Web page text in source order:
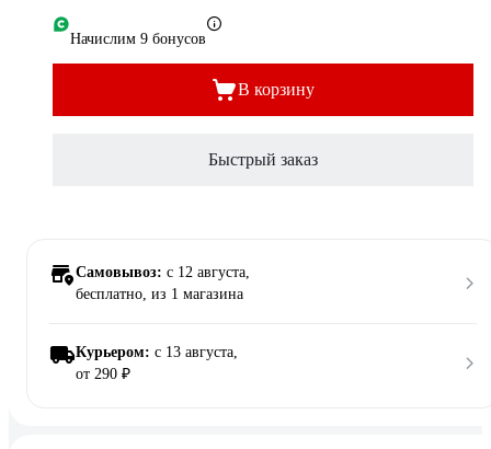
Начислим 9 бонусов
В корзину
Быстрый заказ
Самовывоз: c 12 августа,
бесплатно, из 1 магазина
Курьером: c 13 августа,
от 290 ₽